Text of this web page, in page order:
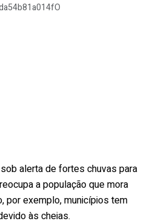
alerta de fortes chuvas para
a população que mora
por exemplo, municípios tem
às cheias.